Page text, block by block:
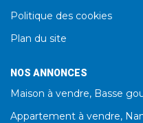
Politique des cookies
Plan du site
NOS ANNONCES
Maison à vendre, Basse
Appartement à vendre,